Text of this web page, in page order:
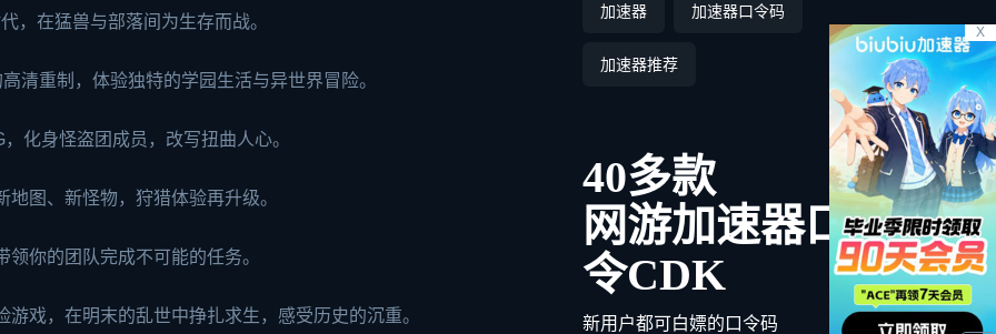
X
，在猛兽与部落间为生存而战。
清重制，体验独特的学园生活与异世界冒险。
化身怪盗团成员，改写扭曲人心。
图、新怪物，狩猎体验再升级。
你的团队完成不可能的任务。
戏，在明末的乱世中挣扎求生，感受历史的沉重。
加速器 加速器口令码
加速器推荐
40多款
网游加速器口
令CDK
新用户都可白嫖的口令码